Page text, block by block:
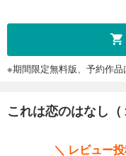
※期間限定無料版、予約作
これは恋のはなし
＼ レビュー